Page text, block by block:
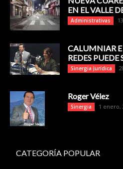
EN EL VALLE
Administrativas
CALUMNIAR
REDES PUEDE
Sinergia Jurídica
Roger Vélez
Sinergia 1 enero,
CATEGORÍA POPULAR